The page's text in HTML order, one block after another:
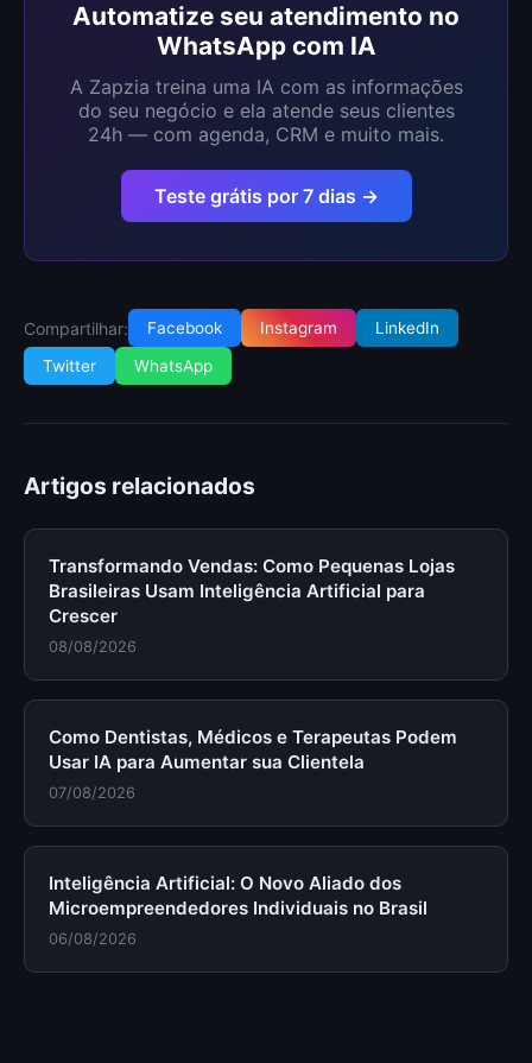
Automatize seu atendimento no
WhatsApp com IA
A Zapzia treina uma IA com as informações
do seu negócio e ela atende seus clientes
24h — com agenda, CRM e muito mais.
Teste grátis por 7 dias →
Compartilhar: Facebook Instagram
LinkedIn
Twitter
WhatsApp
Artigos relacionados
Transformando Vendas: Como Pequenas Lojas
Brasileiras Usam Inteligência Artificial para
Crescer
08/08/2026
Como Dentistas, Médicos e Terapeutas Podem
Usar IA para Aumentar sua Clientela
07/08/2026
Inteligência Artificial: O Novo Aliado dos
Microempreendedores Individuais no Brasil
06/08/2026